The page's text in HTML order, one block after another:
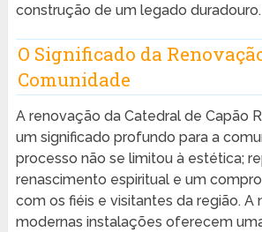
construção de um legado duradouro.
O Significado da
Comunidade
A renovação da Catedral de Capão
um significado profundo para a
processo não se limitou à estética;
renascimento espiritual e um
com os fiéis e visitantes da região. A
modernas instalações oferecem